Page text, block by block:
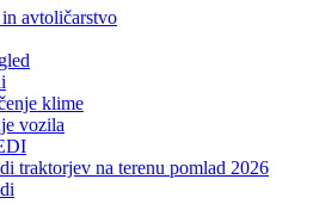
avtoličarstvo
klime
vozila
traktorjev na terenu pomlad 2026